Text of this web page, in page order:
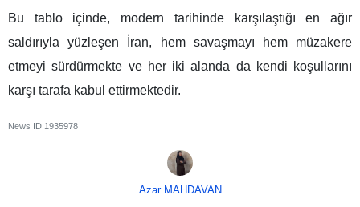
Bu tablo içinde, modern tarihinde karşılaştığı en ağır
saldırıyla yüzleşen İran, hem savaşmayı hem müzakere
etmeyi sürdürmekte ve her iki alanda da kendi koşullarını
karşı tarafa kabul ettirmektedir.
News ID 1935978
Azar MAHDAVAN